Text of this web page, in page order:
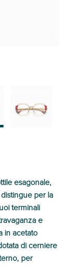
esagonale,
per la
terminali
e
in acetato
di cerniere
per